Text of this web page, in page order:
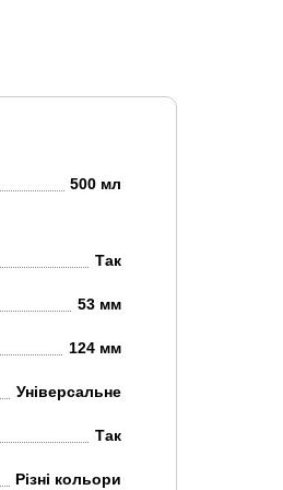
500 мл
Так
53 мм
124 мм
Універсальне
Так
Різні кольори